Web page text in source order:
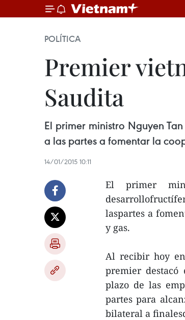
POLÍTICA
Premier
Saudita
El primer ministro Nguyen
a las partes a fomentar la
14/01/2015 10:11
El primer
laspartes a
y gas.
Al recibir hoy
premier
plazo de las
partes para
bilateral a